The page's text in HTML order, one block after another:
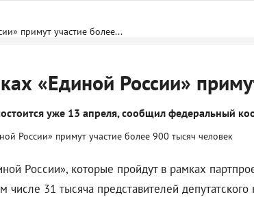
примут участие более...
«Единой России»
уже 13 апреля, сообщил федеральный
России», которые пройдут в рамках
числе 31 тысяча представителей